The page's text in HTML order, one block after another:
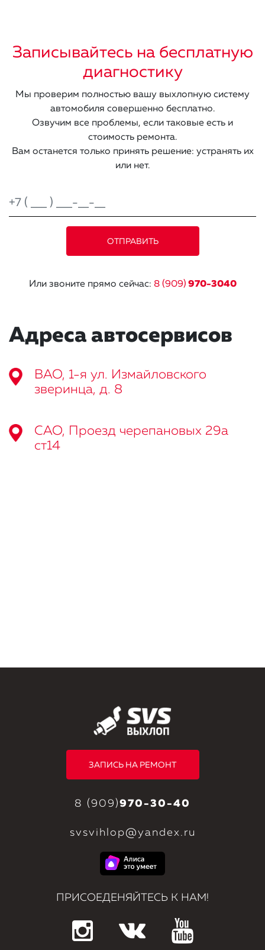
Записывайтесь на бесплатную
диагностику
Мы проверим полностью вашу выхлопную систему
автомобиля совершенно бесплатно.
Озвучим все проблемы, если таковые есть и
стоимость ремонта.
Вам останется только принять решение: устранять их
или нет.
Или звоните прямо сейчас: 8 (909) 970-3040
Адреса автосервисов
ВАО, 1-я ул. Измайловского
зверинца, д. 8
САО, Проезд черепановых 29а
ст14
ЗАПИСЬ НА РЕМОНТ
8 (909)970-30-40
svsvihlop@yandex.ru
ПРИСОЕДЕНЯЙТЕСЬ К НАМ!